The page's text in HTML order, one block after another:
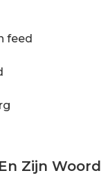
feed
Zijn Woord